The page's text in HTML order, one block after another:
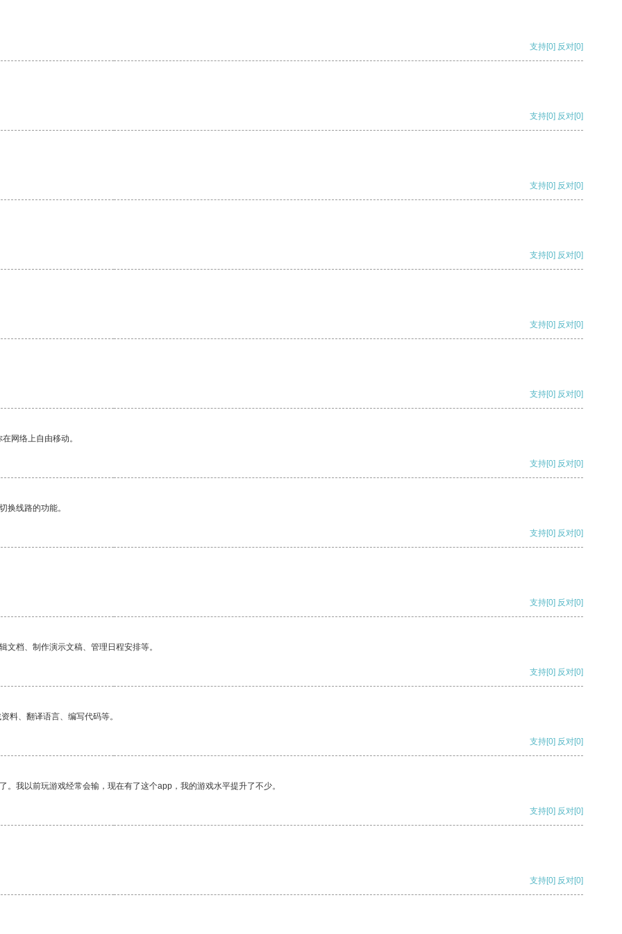
支持[0] 反对[0]
支持[0] 反对[0]
支持[0] 反对[0]
支持[0] 反对[0]
支持[0] 反对[0]
支持[0] 反对[0]
网络上自由移动。
支持[0] 反对[0]
换线路的功能。
支持[0] 反对[0]
支持[0] 反对[0]
档、制作演示文稿、管理日程安排等。
支持[0] 反对[0]
料、翻译语言、编写代码等。
支持[0] 反对[0]
我以前玩游戏经常会输，现在有了这个app，我的游戏水平提升了不少。
支持[0] 反对[0]
支持[0] 反对[0]